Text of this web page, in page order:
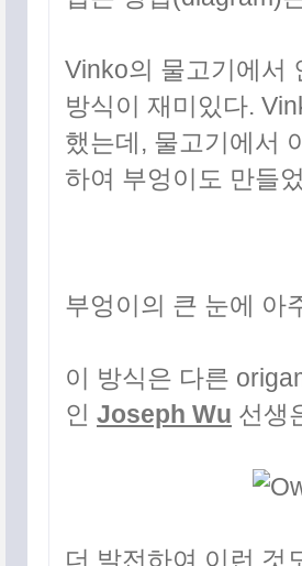
Vinko의 물고기에서
방식이 재미있다.
했는데, 물고기에서
하여 부엉이도 만들
부엉이의 큰 눈에 아
이 방식은 다른
인 Joseph Wu 선생
더 발전하여 이런 것